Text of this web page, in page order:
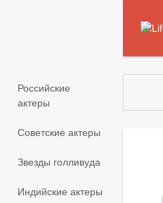
Российские
актеры
Советские актеры
Звезды голливуда
Индийские актеры